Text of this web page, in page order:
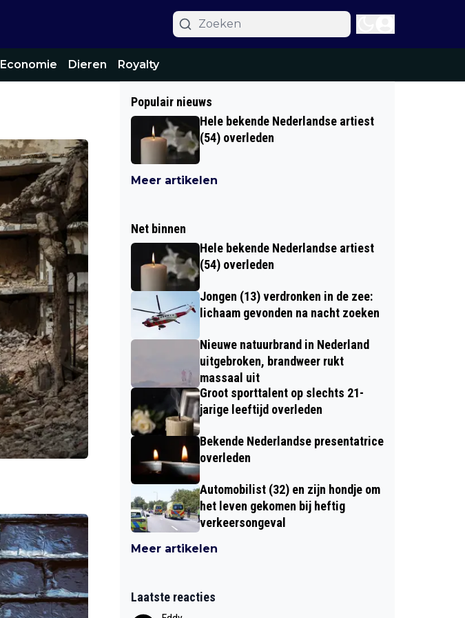
Economie Dieren Royalty
Populair nieuws
Hele bekende Nederlandse artiest
(54) overleden
Meer artikelen
Net binnen
Hele bekende Nederlandse artiest
(54) overleden
Jongen (13) verdronken in de zee:
lichaam gevonden na nacht zoeken
Nieuwe natuurbrand in Nederland
uitgebroken, brandweer rukt
massaal uit
Groot sporttalent op slechts 21-
jarige leeftijd overleden
Bekende Nederlandse presentatrice
overleden
Automobilist (32) en zijn hondje om
het leven gekomen bij heftig
verkeersongeval
Meer artikelen
Laatste reacties